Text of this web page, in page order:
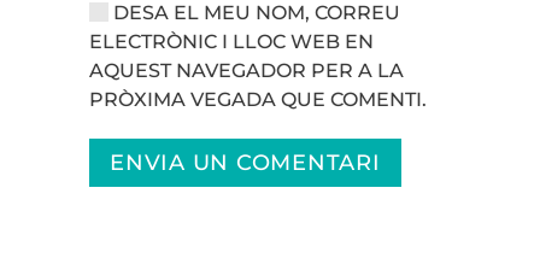
DESA EL MEU NOM, CORREU
ELECTRÒNIC I LLOC WEB EN
AQUEST NAVEGADOR PER A LA
PRÒXIMA VEGADA QUE COMENTI.
ENVIA UN COMENTARI